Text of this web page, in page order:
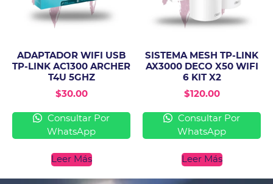
ADAPTADOR WIFI USB
TP-LINK AC1300 ARCHER
T4U 5GHZ
$30.00
Consultar Por
WhatsApp
Leer Más
SISTEMA MESH TP-LINK
AX3000 DECO X50 WIFI
6 KIT X2
$120.00
Consultar Por
WhatsApp
Leer Más